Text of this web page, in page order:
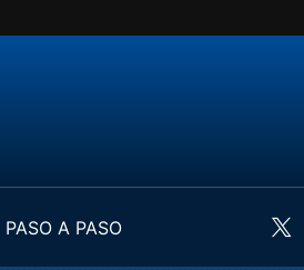
PASO A PASO